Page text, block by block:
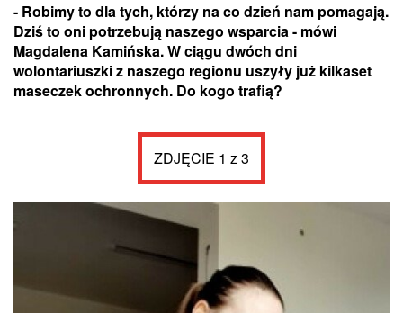
- Robimy to dla tych, którzy na co dzień nam pomagają.
Dziś to oni potrzebują naszego wsparcia - mówi
Magdalena Kamińska. W ciągu dwóch dni
wolontariuszki z naszego regionu uszyły już kilkaset
maseczek ochronnych. Do kogo trafią?
ZDJĘCIE 1 z 3